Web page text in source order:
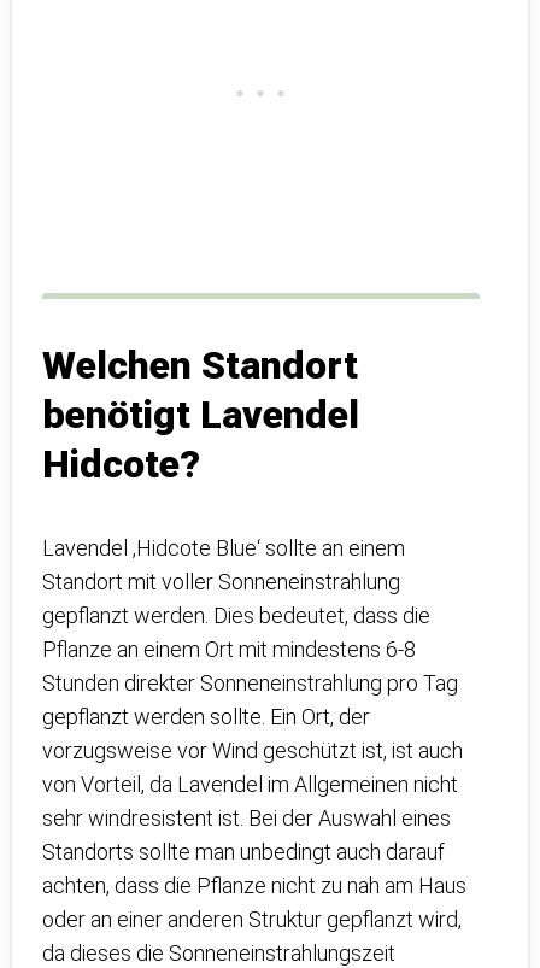
Welchen Standort
benötigt Lavendel
Hidcote?
Lavendel ‚Hidcote Blue‘ sollte an einem
Standort mit voller Sonneneinstrahlung
gepflanzt werden. Dies bedeutet, dass die
Pflanze an einem Ort mit mindestens 6-8
Stunden direkter Sonneneinstrahlung pro Tag
gepflanzt werden sollte. Ein Ort, der
vorzugsweise vor Wind geschützt ist, ist auch
von Vorteil, da Lavendel im Allgemeinen nicht
sehr windresistent ist. Bei der Auswahl eines
Standorts sollte man unbedingt auch darauf
achten, dass die Pflanze nicht zu nah am Haus
oder an einer anderen Struktur gepflanzt wird,
da dieses die Sonneneinstrahlungszeit